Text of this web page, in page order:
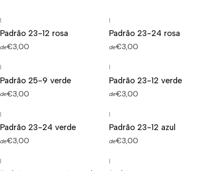
|
Padrão 23-12 rosa
de€3,00
|
Padrão 23-24 rosa
de€3,00
|
Padrão 25-9 verde
de€3,00
|
Padrão 23-12 verde
de€3,00
|
Padrão 23-24 verde
de€3,00
|
Padrão 23-12 azul
de€3,00
| |